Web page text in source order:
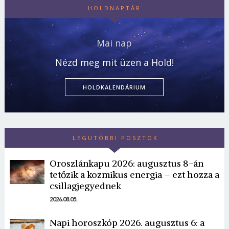
HOLDNAPTÁR
Mai nap
Nézd meg mit üzen a Hold!
HOLDKALENDÁRIUM
LEGUTÓBBI POSZTOK
Oroszlánkapu 2026: augusztus 8-án
tetőzik a kozmikus energia – ezt hozza a
csillagjegyednek
2026.08.05.
Napi horoszkóp 2026. augusztus 6: a